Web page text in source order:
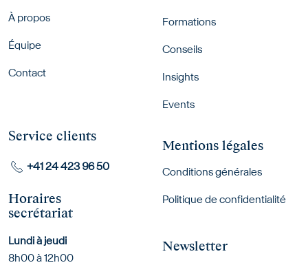
Footer menu
À propos
Équipe
Contact
Formations
Conseils
Insights
Events
Mentions légales
Conditions générales
Politique de confidentialité
Service clients
+41 24 423 96 50
Horaires
secrétariat
Lundi à jeudi
8h00 à 12h00
Newsletter